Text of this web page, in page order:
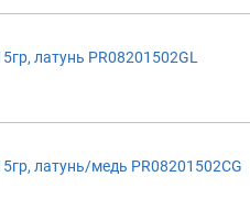
латунь PR08201502GL
латунь/медь PR08201502CG